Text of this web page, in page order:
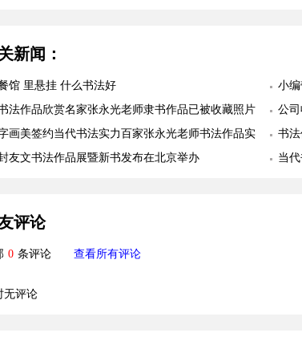
新闻：
馆 里悬挂 什么书法好
小
法作品欣赏名家张永光老师隶书作品已被收藏照片
赏
公
照
画美签约当代书法实力百家张永光老师书法作品实
照片欣赏
书
友文书法作品展暨新书发布在北京举办
当
评论
0 条评论 查看所有评论
无评论